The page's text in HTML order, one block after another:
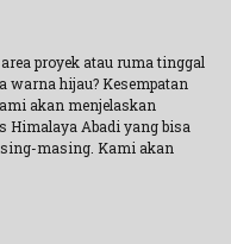
proyek atau ruma tinggal
hijau? Kesempatan
akan menjelaskan
Himalaya Abadi yang bisa
masing. Kami akan